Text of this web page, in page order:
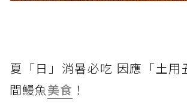
夏「日」消暑必吃 因應「土用
間鰻魚美食 ！